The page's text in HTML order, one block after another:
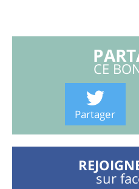
CE
Partager
sur